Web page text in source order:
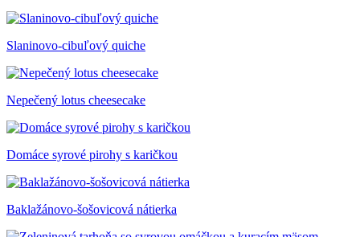
Slaninovo-cibuľový quiche
Nepečený lotus cheesecake
Domáce syrové pirohy s karičkou
Baklažánovo-šošovicová nátierka